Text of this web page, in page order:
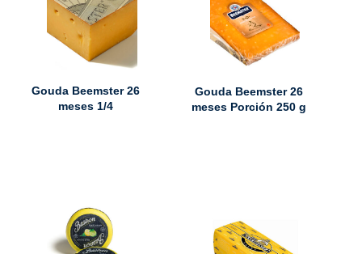
Gouda Beemster 26
meses 1/4
Gouda Beemster 26
meses Porción 250 g